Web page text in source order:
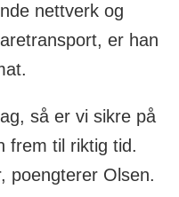
nettverk og
er han
så er vi sikre på
frem til riktig tid.
poengterer Olsen.